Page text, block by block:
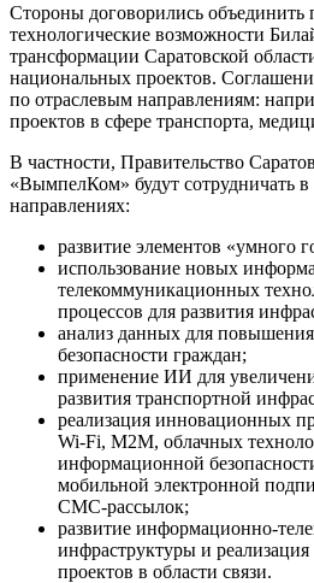
Стороны договорились объединить
технологические возможности
трансформации Саратовской
национальных проектов.
по отраслевым направлениям:
проектов в сфере транспорта,
В частности, Правительство
«ВымпелКом» будут сотрудничать
направлениях:
развитие элементов «умного
использование новых
телекоммуникационных
процессов для развития
анализ данных для
безопасности граждан;
применение ИИ для
развития транспортной
реализация инновационных
Wi-Fi, М2М, облачных
информационной
мобильной электронной
СМС-рассылок;
развитие информационно-
инфраструктуры и
проектов в области связи.